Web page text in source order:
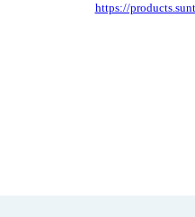
https://